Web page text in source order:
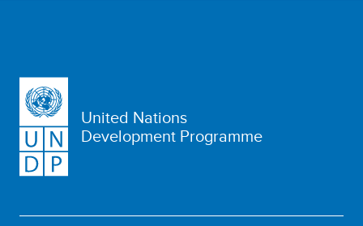
United Nations
Development Programme